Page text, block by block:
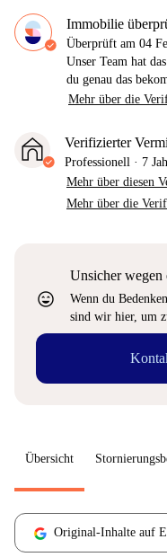
Immobilie
Überprüft am 04
Unser Team hat
du genau das
Mehr über die
Verifizierter
Professionell · 7
Mehr über diesen
Mehr über die
sentiment_very_satisfied
Unsicher wegen
Wenn du
sind wir hier, um
Übersicht
Original-Inhalte auf